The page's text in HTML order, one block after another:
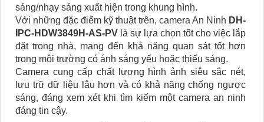
sáng/nhạy sáng xuất hiện trong khung hình.
Với những đặc điểm kỹ thuật trên, camera An Ninh DH-
IPC-HDW3849H-AS-PV là sự lựa chọn tốt cho việc lắp
đặt trong nhà, mang đến khả năng quan sát tốt hơn
trong môi trường có ánh sáng yếu hoặc thiếu sáng.
Camera cung cấp chất lượng hình ảnh siêu sắc nét,
lưu trữ dữ liệu lâu hơn và có khả năng chống ngược
sáng, đáng xem xét khi tìm kiếm một camera an ninh
đáng tin cậy.